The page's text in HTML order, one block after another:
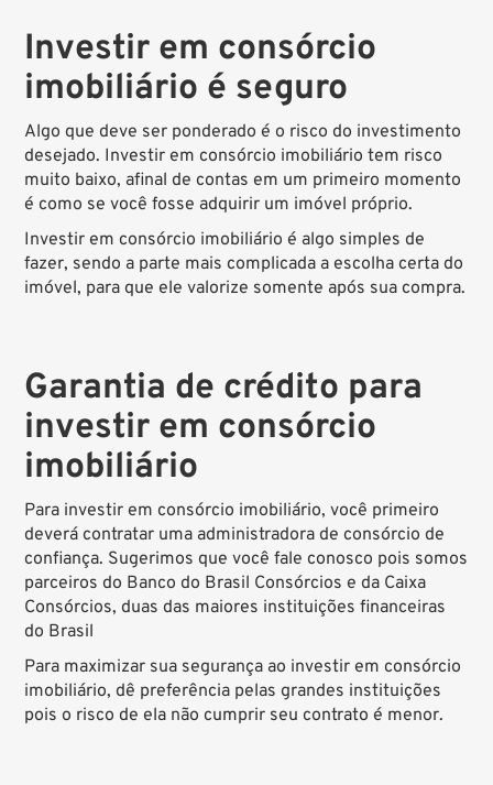
Investir em consórcio
imobiliário é seguro
Algo que deve ser ponderado é o risco do investimento
desejado. Investir em consórcio imobiliário tem risco
muito baixo, afinal de contas em um primeiro momento
é como se você fosse adquirir um imóvel próprio.
Investir em consórcio imobiliário é algo simples de
fazer, sendo a parte mais complicada a escolha certa do
imóvel, para que ele valorize somente após sua compra.
Garantia de crédito para
investir em consórcio
imobiliário
Para investir em consórcio imobiliário, você primeiro
deverá contratar uma administradora de consórcio de
confiança. Sugerimos que você fale conosco pois somos
parceiros do Banco do Brasil Consórcios e da Caixa
Consórcios, duas das maiores instituições financeiras
do Brasil
Para maximizar sua segurança ao investir em consórcio
imobiliário, dê preferência pelas grandes instituições
pois o risco de ela não cumprir seu contrato é menor.